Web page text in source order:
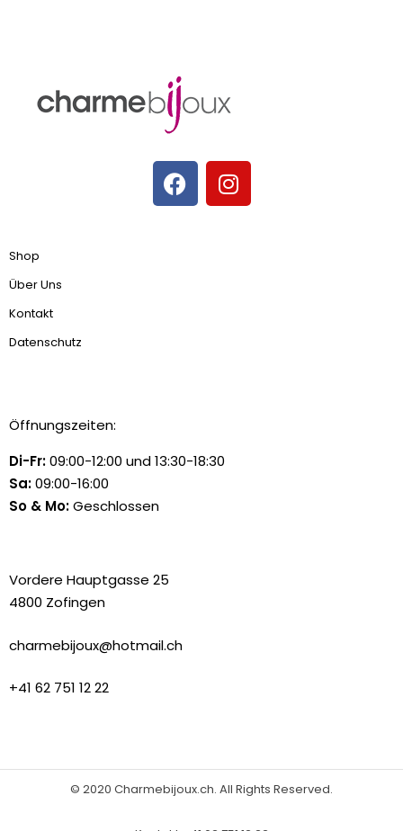
Shop
Über Uns
Kontakt
Datenschutz
Öffnungszeiten:
Di-Fr:09:00-12:00 und 13:30-18:30
Sa:09:00-16:00
So & Mo:Geschlossen
Vordere Hauptgasse 25
4800 Zofingen
charmebijoux@hotmail.ch
+41 62 751 12 22
© 2020 Charmebijoux.ch. All Rights Reserved.